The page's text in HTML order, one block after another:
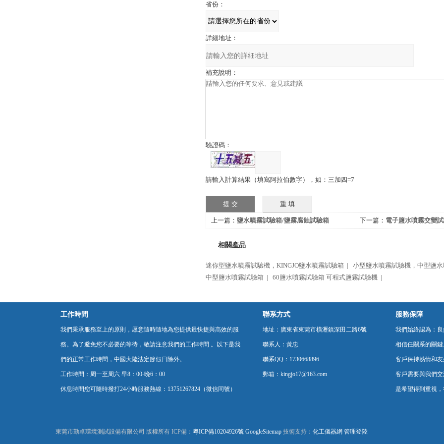
省份：
詳細地址：
補充說明：
驗證碼：
請輸入計算結果（填寫阿拉伯數字），如：三加四=7
上一篇： 鹽水噴霧試驗箱/鹽霧腐蝕試驗箱 下一篇： 電子鹽水噴霧交變
相關產品
迷你型鹽水噴霧試驗機，KINGJO鹽水噴霧試驗箱 | 小型鹽水噴霧試驗機，中型鹽
中型鹽水噴霧試驗箱 |
60鹽水噴霧試驗箱 可程式鹽霧試驗機 |
工作時間
我們秉承服務至上的原則，愿意隨時隨地為您提供最快捷與高效的服
務。為了避免您不必要的等待，敬請注意我們的工作時間 。以下是我
們的正常工作時間，中國大陸法定節假日除外。
工作時間：周一至周六 早8：00-晚6：00
休息時間您可隨時撥打24小時服務熱線：13751267824（微信同號）
聯系方式
地址：廣東省東莞市橫瀝鎮深田二路6號
聯系人：黃忠
聯系QQ：1730668896
郵箱：kingjo17@163.com
服務保障
我們始終認為：
相信任關系的關
客戶保持熱情和友
客戶需要與我們
是希望得到重視，
東莞市勤卓環境測試設備有限公司 版權所有 ICP備： 粵ICP備10204926號 GoogleSitemap 技術支持： 化工儀器網 管理登陸